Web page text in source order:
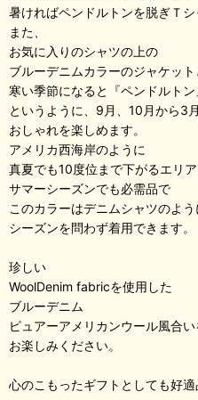
暑ければペンドルトンを脱ぎＴシ
また、
お気に入りのシャツの上の
ブルーデニムカラーのジャケッ
寒い季節になると『ペンドルト
というように、9月、10月から3
おしゃれを楽しめます。
アメリカ西海岸のように
真夏でも10度位まで下がるエリ
サマーシーズンでも必需品で
このカラーはデニムシャツのよう
シーズンを問わず着用できます。
珍しい
WoolDenim fabricを使用した
ブルーデニム
ピュアーアメリカンウール風合い
お楽しみください。
心のこもったギフトとしても好適